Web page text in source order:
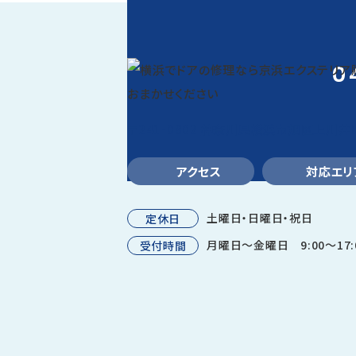
アクセス 対応エ
定休日
土曜日・日曜日・祝日
受付時間
月曜日～金曜日 9:00～